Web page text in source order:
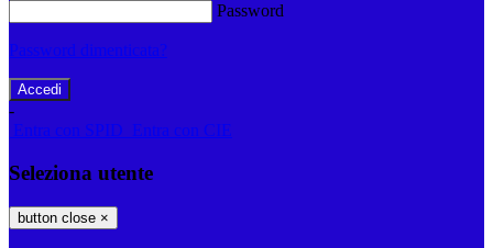
Password
Password dimenticata?
-
Entra con SPID
Entra con CIE
Seleziona utente
button close ×